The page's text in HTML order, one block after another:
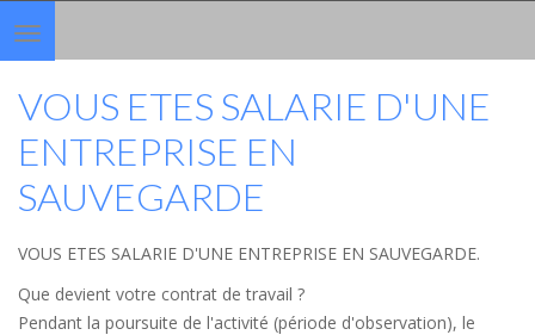
Toggle
navigation
VOUS ETES SALARIE D'UNE
ENTREPRISE EN
SAUVEGARDE
VOUS ETES SALARIE D'UNE ENTREPRISE EN SAUVEGARDE.
Que devient votre contrat de travail ?
Pendant la poursuite de l'activité (période d'observation), le